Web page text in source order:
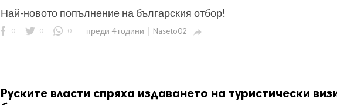
Най-новото попълнение на българския отбор!
0 0 0 преди 4 години Naseto02 
Руските власти спряха издаването на туристически